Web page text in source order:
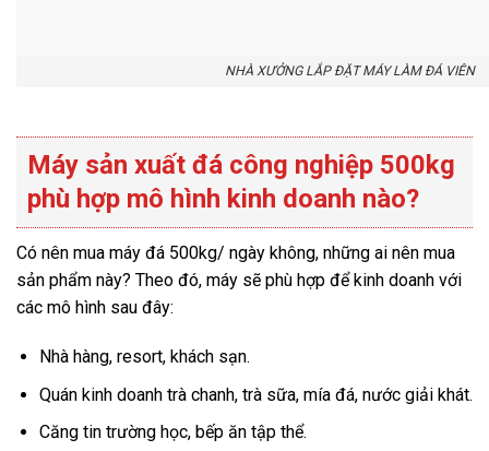
NHÀ XƯỞNG LẮP ĐẶT MÁY LÀM ĐÁ VIÊN
Máy sản xuất đá công nghiệp 500kg
phù hợp mô hình kinh doanh nào?
Có nên mua máy đá 500kg/ ngày không, những ai nên mua
sản phẩm này? Theo đó, máy sẽ phù hợp để kinh doanh với
các mô hình sau đây:
Nhà hàng, resort, khách sạn.
Quán kinh doanh trà chanh, trà sữa, mía đá, nước giải khát.
Căng tin trường học, bếp ăn tập thể.